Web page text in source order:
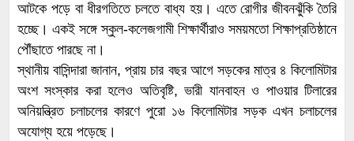
আটকে পড়ে বা ধীরগতিতে চলতে বাধ্য হয়। এতে রোগীর জীবনঝুঁকি তৈরি
হচ্ছে। একই সঙ্গে স্কুল-কলেজগামী শিক্ষার্থীরাও সময়মতো শিক্ষাপ্রতিষ্ঠানে
পৌঁছাতে পারছে না।
স্থানীয় বাসিন্দারা জানান, প্রায় চার বছর আগে সড়কের মাত্র ৪ কিলোমিটার
অংশ সংস্কার করা হলেও অতিবৃষ্টি, ভারী যানবাহন ও পাওয়ার টিলারের
অনিয়ন্ত্রিত চলাচলের কারণে পুরো ১৬ কিলোমিটার সড়ক এখন চলাচলের
অযোগ্য হয়ে পড়েছে।